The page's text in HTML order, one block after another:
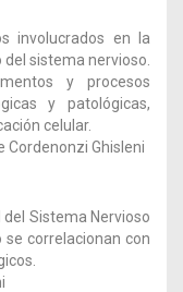
involucrados en la
sistema nervioso.
y procesos
y patológicas,
celular.
Cordenonzi Ghisleni
Sistema Nervioso
correlacionan con